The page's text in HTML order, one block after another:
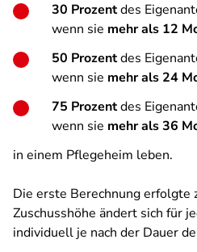
30 Prozentdes
wenn sie mehr als 12
50 Prozentdes
wenn sie mehr als 24
75 Prozentdes
wenn sie mehr als 36
in einem Pflegeheim leben.
Die erste Berechnung erfolgte
Zuschusshöhe ändert sich für
individuell je nach der Dauer